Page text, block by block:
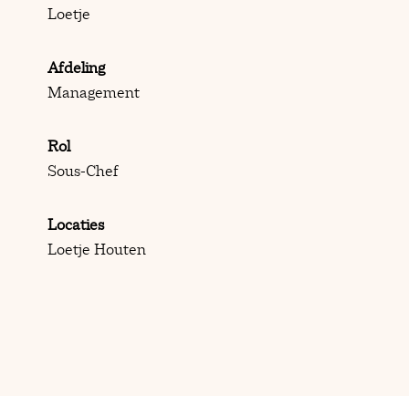
Loetje
Afdeling
Management
Rol
Sous-Chef
Locaties
Loetje Houten